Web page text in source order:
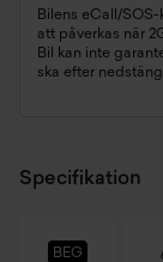
Bilens eCall/
att påverkas när
Bil kan inte
ska efter
Specifikation
BEG